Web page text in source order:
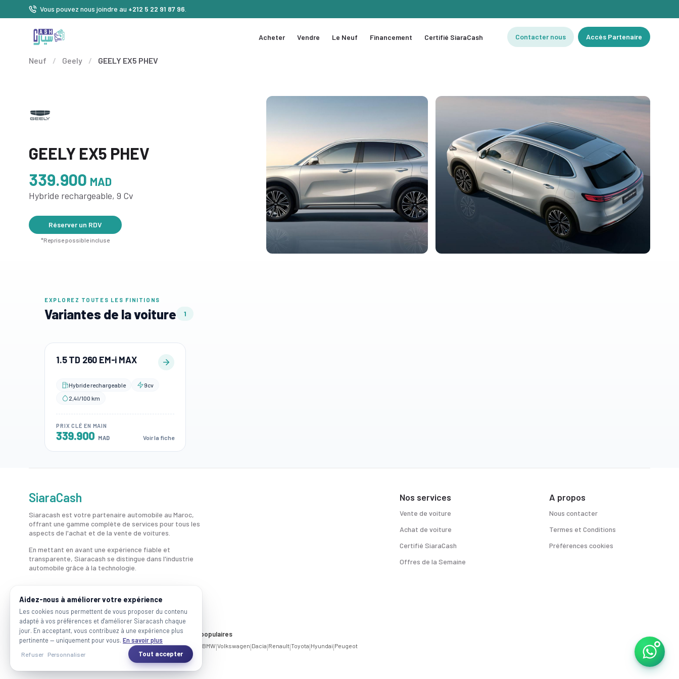
Vous pouvez nous joindre au +212 5 22 91 87 96
Acheter Vendre Le Neuf Financement Certifié SiaraCash Contacter nous Accès Partenaire
Neuf / Geely / GEELY EX5 PHEV
GEELY EX5 PHEV
339.900 MAD
Hybride rechargeable, 9 Cv
Réserver un RDV
*Reprise possible incluse
EXPLOREZ TOUTES LES FINITIONS
Variantes de la voiture 1
1.5 TD 260 EM-i MAX
Hybride rechargeable
9cv
2,4l/100 km
PRIX CLÉ EN MAIN
339.900 MAD Voir la fiche
SiaraCash
Siaracash est votre partenaire automobile au Maroc,
offrant une gamme complète de services pour tous les
aspects de l'achat et de la vente de voitures.
En mettant en avant une expérience fiable et
transparente, Siaracash se distingue dans l'industrie
automobile grâce à la technologie.
Nos services
Vente de voiture
Achat de voiture
Certifié SiaraCash
Offres de la Semaine
A propos
Nous contacter
Termes et Conditions
Préférences cookies
Voitures par ville
Rabat Mohammadia Salé|Témara|Kénitra
Marques populaires
Mercedes BMW|Volkswagen|Dacia|Renault|Toyota|Hyundai|Peugeot
2026 SiaraCash - Tous les droits sont réservés
Aidez-nous à améliorer votre expérience
Les cookies nous permettent de vous proposer du contenu
adapté à vos préférences et d'améliorer Siaracash chaque
jour. En acceptant, vous contribuez à une expérience plus
pertinente — uniquement pour vous. En savoir plus
Refuser Personnaliser Tout accepter